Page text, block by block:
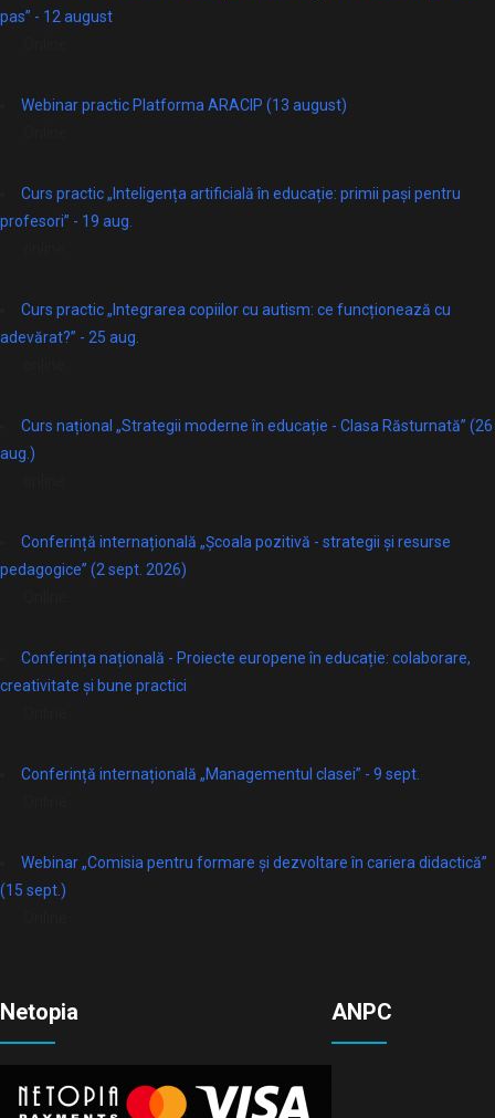
pas” - 12 august
Webinar practic Platforma ARACIP (13 august)
Curs practic „Inteligența artificială în educație: primii pași pentru
profesori” - 19 aug.
Curs practic „Integrarea copiilor cu autism: ce funcționează cu
adevărat?” - 25 aug.
Curs național „Strategii moderne în educație - Clasa Răsturnată” (26
aug.)
Conferință internațională „Școala pozitivă - strategii și resurse
pedagogice” (2 sept. 2026)
Conferința națională - Proiecte europene în educație: colaborare,
creativitate și bune practici
Conferință internațională „Managementul clasei” - 9 sept.
Webinar „Comisia pentru formare și dezvoltare în cariera didactică”
(15 sept.)
Netopia ANPC